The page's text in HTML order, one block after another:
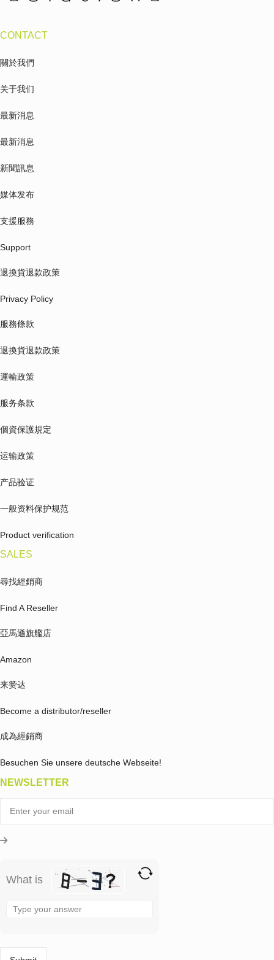
CONTACT
關於我們
关于我们
最新消息
最新消息
新聞訊息
媒体发布
支援服務
Support
退換貨退款政策
Privacy Policy
服務條款
退換貨退款政策
運輸政策
服务条款
個資保護規定
运输政策
产品验证
一般资料保护规范
Product verification
SALES
尋找經銷商
Find A Reseller
亞馬遜旗艦店
Amazon
来赞达
Become a distributor/reseller
成為經銷商
Besuchen Sie unsere deutsche Webseite!
NEWSLETTER
What is
the
the